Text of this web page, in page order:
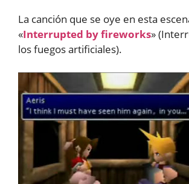
La canción que se oye en esta
«Interrupted by fireworks»
los fuegos artificiales).